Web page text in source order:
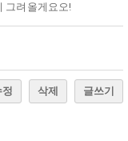
그려올게요오!
정 삭제 글쓰기